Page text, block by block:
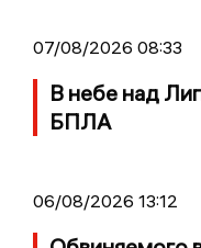
07/08/2026 08:33
В небе над
БПЛА
06/08/2026 13:12